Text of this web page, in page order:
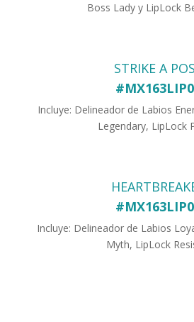
Boss Lady y LipLock
STRIKE A
Incluye: Delineador de Labios
Legendary, LipLock
Incluye: Delineador de Labios
Myth, LipLock